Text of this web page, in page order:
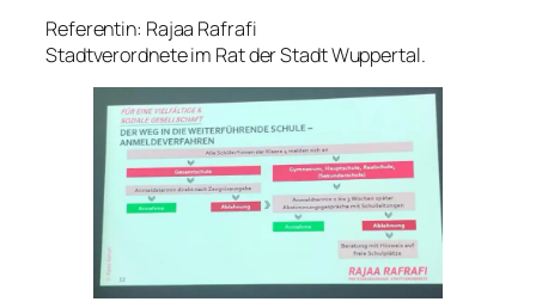
Referentin: Rajaa Rafrafi
Stadtverordnete im Rat der Stadt Wuppertal.